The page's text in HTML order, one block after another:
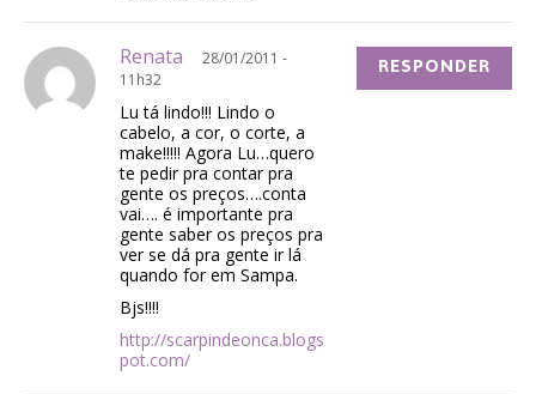
Renata
28/01/2011 -
11h32
Lu tá lindo!!! Lindo o
cabelo, a cor, o corte, a
make!!!!! Agora Lu…quero
te pedir pra contar pra
gente os preços….conta
vai…. é importante pra
gente saber os preços pra
ver se dá pra gente ir lá
quando for em Sampa.
Bjs!!!!
http://scarpindeonca.blogs
pot.com/
RESPONDER